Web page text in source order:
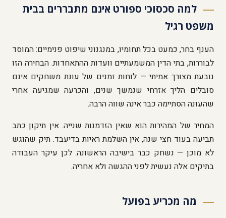
למה סכסוכי ספורט אינם מתבררים בבית
משפט רגיל
הענף בחר, כמעט בכל תחומיו, במנגנוני שיפוט פנימיים: המוסד
לבוררות, בתי הדין המשמעתיים וועדות ההתאחדות. הבחירה הזו
נובעת מצורך אמיתי — לוחות זמנים של עונת משחקים אינם
סובלים הליך אזרחי שנמשך שנים, והכרעה שמגיעה אחרי
שהעונה הסתיימה כבר אינה שווה הרבה.
המחיר של המהירות הוא שאין הזדמנות שנייה. אין תיקון כתב
תביעה בעוד חצי שנה, אין השלמת ראיות בדיעבד. תיק שהוגש
לא מוכן — נשחק כבר בישיבה הראשונה. לכן עיקר העבודה
בתיקים אלה נעשית לפני ההגשה ולא אחריה.
מה מכריע בפועל